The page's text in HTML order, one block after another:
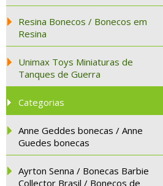
Resina Bonecos / Bonecos em
Resina
Unimax Toys Miniaturas de
Tanques de Guerra
Categorias
Anne Geddes bonecas / Anne
Guedes bonecas
Ayrton Senna / Bonecas Barbie
Collector Brasil / Bonecos de